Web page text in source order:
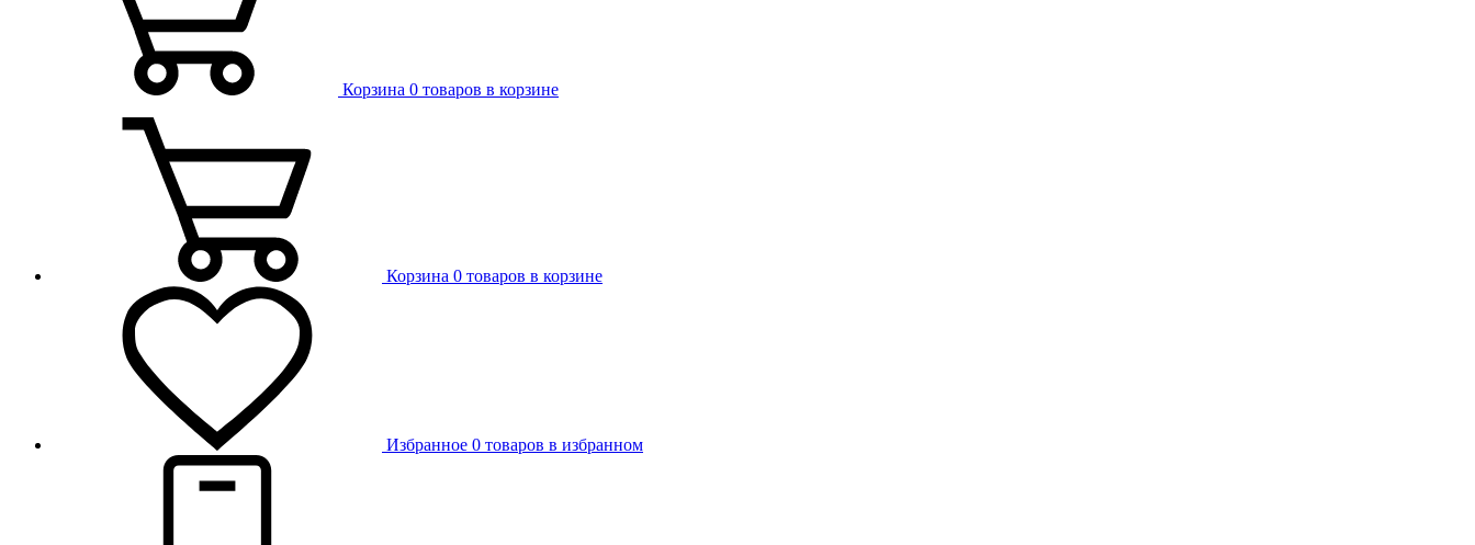
Корзина 0 товаров в корзине
Корзина 0 товаров в корзине
Избранное 0 товаров в избранном